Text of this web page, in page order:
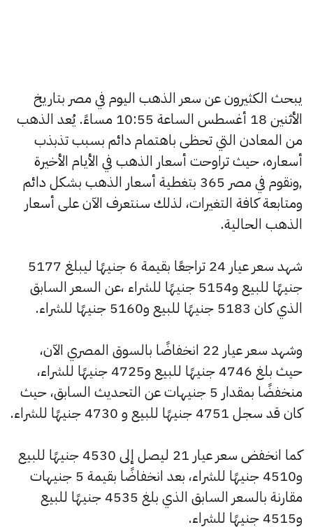
يبحث الكثيرون عن سعر الذهب اليوم في مصر بتاريخ
الأثنين 18 أغسطس الساعة 10:55 مساءً. يُعد الذهب
من المعادن التي تحظى باهتمام دائم بسبب تذبذب
أسعاره، حيث تراوحت أسعار الذهب في الأيام الأخيرة
,ونقوم في مصر 365 بتغطية أسعار الذهب بشكل دائم
ومتابعة كافة التغيرات، لذلك سنتعرف الآن على أسعار
الذهب الحالية.
شهد سعر عيار 24 تراجعًا بقيمة 6 جنيهًا ليبلغ 5177
جنيهًا للبيع و5154 جنيهًا للشراء ،عن السعر السابق
الذي كان 5183 جنيهًا للبيع و5160 جنيهًا للشراء.
وشهد سعر عيار 22 انخفاضًا بالسوق المصري الآن،
حيث بلغ 4746 جنيهًا للبيع و4725 جنيهًا للشراء،
منخفضًا بمقدار 5 جنيهات عن التحديث السابق، حيث
كان قد سجل 4751 جنيهًا للبيع و 4730 جنيهًا للشراء.
كما انخفض سعر عيار 21 ليصل إلى 4530 جنيهًا للبيع
و4510 جنيهًا للشراء، بعد انخفاضًا بقيمة 5 جنيهات
مقارنة بالسعر السابق الذي بلغ 4535 جنيهًا للبيع
و4515 جنيهًا للشراء.